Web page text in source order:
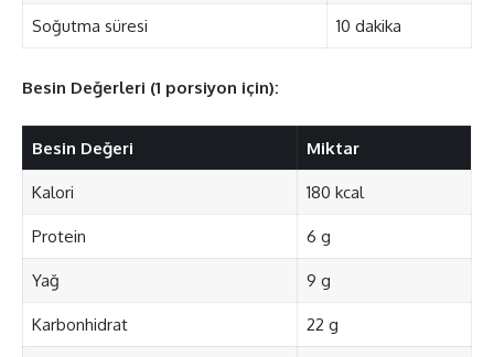
Soğutma süresi 10 dakika
Besin Değerleri (1 porsiyon için):
Besin Değeri Miktar
Kalori 180 kcal
Protein 6 g
Yağ 9 g
Karbonhidrat 22 g